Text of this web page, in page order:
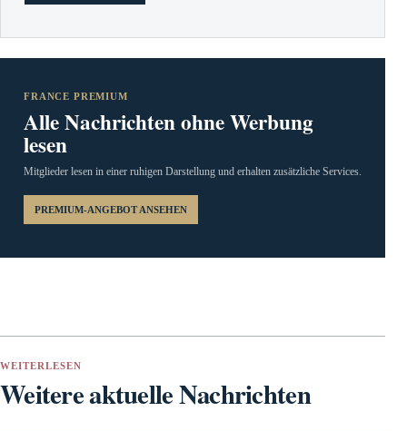
FRANCE PREMIUM
Alle Nachrichten ohne Werbung
lesen
Mitglieder lesen in einer ruhigen Darstellung und erhalten zusätzliche Services.
PREMIUM-ANGEBOT ANSEHEN
WEITERLESEN
Weitere aktuelle Nachrichten